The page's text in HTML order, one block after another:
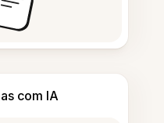
com IA